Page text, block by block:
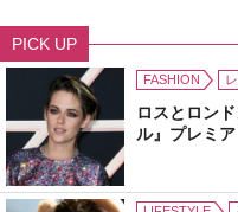
PICK UP
FASHION
ロスとロン
ル』プレミ